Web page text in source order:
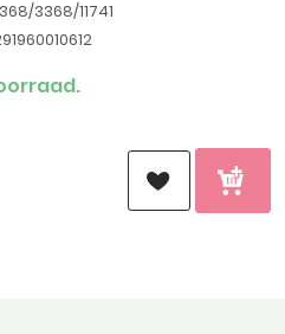
3368/11741